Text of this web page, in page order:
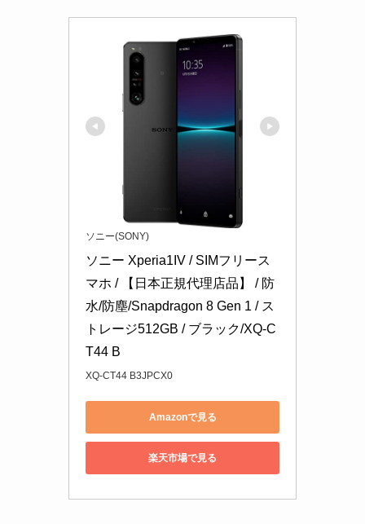
ソニー(SONY)
ソニー Xperia1IV / SIMフリース
マホ / 【日本正規代理店品】 / 防
水/防塵/Snapdragon 8 Gen 1 / ス
トレージ512GB / ブラック/XQ-C
T44 B
XQ-CT44 B3JPCX0
Amazonで見る
楽天市場で見る